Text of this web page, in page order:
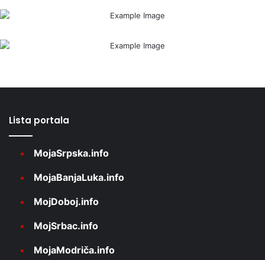
Lista portala
MojaSrpska.info
MojaBanjaLuka.info
MojDoboj.info
MojSrbac.info
MojaModriča.info